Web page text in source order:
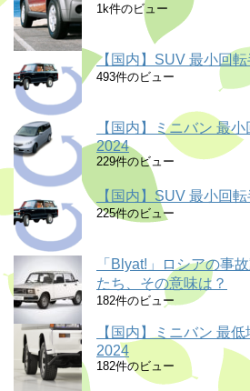
1k件のビュー
【国内】SUV 最小回
493件のビュー
【国内】ミニバン 最
2024
229件のビュー
【国内】SUV 最小回
225件のビュー
「Blyat!」ロシアの事
たち、その意味は？
182件のビュー
【国内】ミニバン 最
2024
182件のビュー